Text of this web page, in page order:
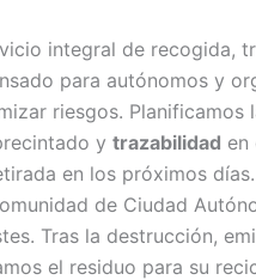
integral de recogida,
para autónomos y
riesgos. Planificamos
y trazabilidad en
en los próximos
de Ciudad
Tras la destrucción,
el residuo para su